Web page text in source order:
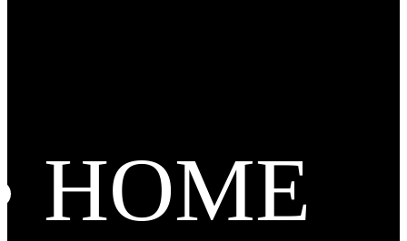
HOME